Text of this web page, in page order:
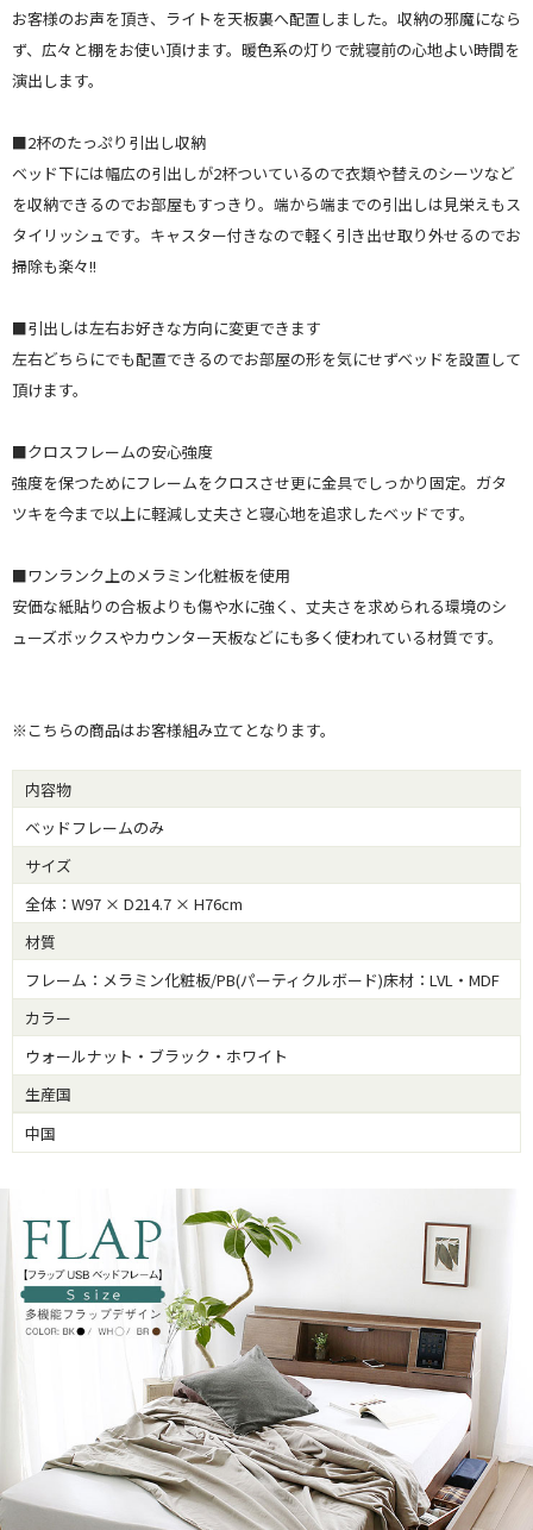
お客様のお声を頂き、ライトを天板裏へ配置しました。収納の邪魔になら
ず、広々と棚をお使い頂けます。暖色系の灯りで就寝前の心地よい時間を
演出します。
■2杯のたっぷり引出し収納
ベッド下には幅広の引出しが2杯ついているので衣類や替えのシーツなど
を収納できるのでお部屋もすっきり。端から端までの引出しは見栄えもス
タイリッシュです。キャスター付きなので軽く引き出せ取り外せるのでお
掃除も楽々!!
■引出しは左右お好きな方向に変更できます
左右どちらにでも配置できるのでお部屋の形を気にせずベッドを設置して
頂けます。
■クロスフレームの安心強度
強度を保つためにフレームをクロスさせ更に金具でしっかり固定。ガタ
ツキを今まで以上に軽減し丈夫さと寝心地を追求したベッドです。
■ワンランク上のメラミン化粧板を使用
安価な紙貼りの合板よりも傷や水に強く、丈夫さを求められる環境のシ
ューズボックスやカウンター天板などにも多く使われている材質です。
※こちらの商品はお客様組み立てとなります。
内容物
ベッドフレームのみ
サイズ
全体：W97 × D214.7 × H76cm
材質
フレーム：メラミン化粧板/PB(パーティクルボード)床材：LVL・MDF
カラー
ウォールナット・ブラック・ホワイト
生産国
中国